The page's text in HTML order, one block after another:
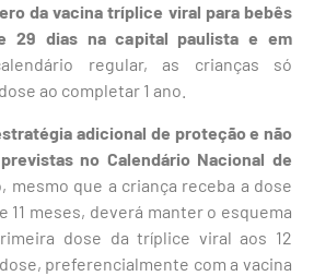
da vacina tríplice viral para bebês
29 dias na capital paulista e em
regular, as crianças só
ao completar 1 ano.
adicional de proteção e não
no Calendário Nacional de
mesmo que a criança receba a dose
11 meses, deverá manter o esquema
dose da tríplice viral aos 12
preferencialmente com a vacina